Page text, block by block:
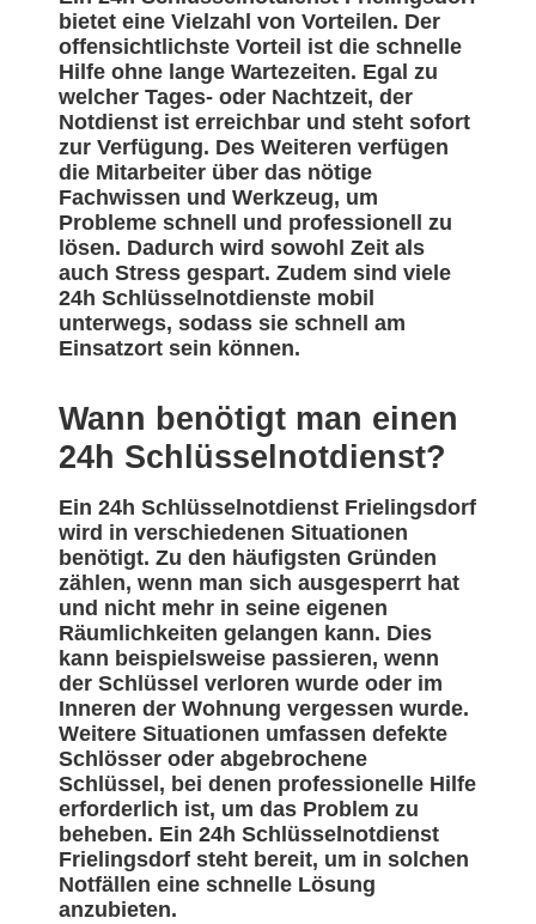
bietet eine Vielzahl von Vorteilen. Der
offensichtlichste Vorteil ist die schnelle
Hilfe ohne lange Wartezeiten. Egal zu
welcher Tages- oder Nachtzeit, der
Notdienst ist erreichbar und steht sofort
zur Verfügung. Des Weiteren verfügen
die Mitarbeiter über das nötige
Fachwissen und Werkzeug, um
Probleme schnell und professionell zu
lösen. Dadurch wird sowohl Zeit als
auch Stress gespart. Zudem sind viele
24h Schlüsselnotdienste mobil
unterwegs, sodass sie schnell am
Einsatzort sein können.
Wann benötigt man einen
24h Schlüsselnotdienst?
Ein 24h Schlüsselnotdienst Frielingsdorf
wird in verschiedenen Situationen
benötigt. Zu den häufigsten Gründen
zählen, wenn man sich ausgesperrt hat
und nicht mehr in seine eigenen
Räumlichkeiten gelangen kann. Dies
kann beispielsweise passieren, wenn
der Schlüssel verloren wurde oder im
Inneren der Wohnung vergessen wurde.
Weitere Situationen umfassen defekte
Schlösser oder abgebrochene
Schlüssel, bei denen professionelle Hilfe
erforderlich ist, um das Problem zu
beheben. Ein 24h Schlüsselnotdienst
Frielingsdorf steht bereit, um in solchen
Notfällen eine schnelle Lösung
anzubieten.